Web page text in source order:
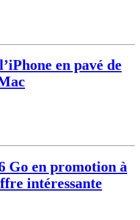
en pavé de
Go en promotion à
intéressante